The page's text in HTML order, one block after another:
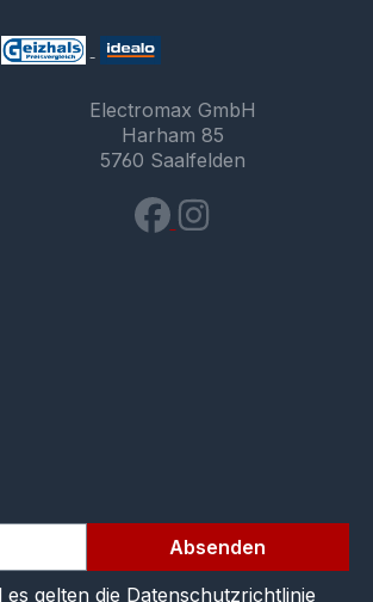
Electromax GmbH
Harham 85
5760 Saalfelden
Absenden
gelten die Datenschutzrichtlinie